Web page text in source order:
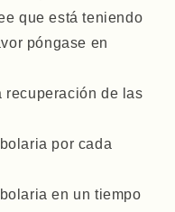
i
o
que está teniendo
póngase en
recuperación de las
por cada
en un tiempo